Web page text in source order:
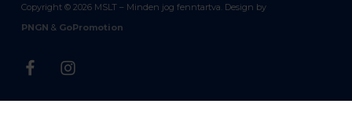
Copyright © 2026MSLT – Minden jog fenntartva. Design by
PNGN & GoPromotion